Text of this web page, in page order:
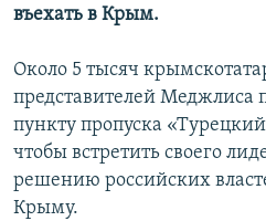
въехать в Крым.
Около 5 тысяч
представителей Меджлиса
пункту пропуска
чтобы встретить своего
решению российских
Крыму.